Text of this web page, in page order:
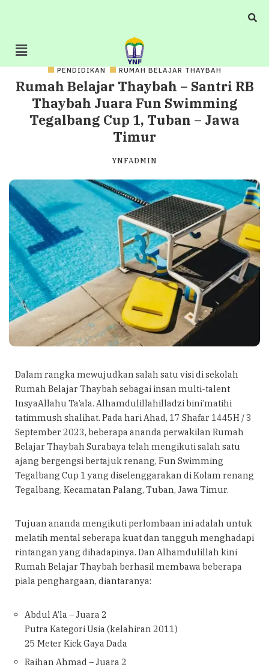
PENDIDIKAN RUMAH BELAJAR THAYBAH
Rumah Belajar Thaybah – Santri RB
Thaybah Juara Fun Swimming
Tegalbang Cup 1, Tuban – Jawa
Timur
YNFADMIN
Dalam rangka mewujudkan salah satu visi di sekolah
Rumah Belajar Thaybah sebagai insan multi-talent
InsyaAllahu Ta’ala. Alhamdulillahilladzi bini’matihi
tatimmush shalihat. Pada hari Ahad, 17 Shafar 1445H / 3
September 2023, beberapa ananda perwakilan Rumah
Belajar Thaybah Surabaya telah mengikuti salah satu
ajang bergengsi bertajuk renang, Fun Swimming
Tegalbang Cup 1 yang diselenggarakan di Kolam renang
Tegalbang, Kecamatan Palang, Tuban, Jawa Timur.
Tujuan ananda mengikuti perlombaan ini adalah untuk
melatih mental seberapa kuat dan tangguh menghadapi
rintangan yang dihadapinya. Dan Alhamdulillah kini
Rumah Belajar Thaybah berhasil membawa beberapa
piala penghargaan, diantaranya:
Abdul A’la – Juara 2
Putra Kategori Usia (kelahiran 2011)
25 Meter Kick Gaya Dada
Raihan Ahmad – Juara 2